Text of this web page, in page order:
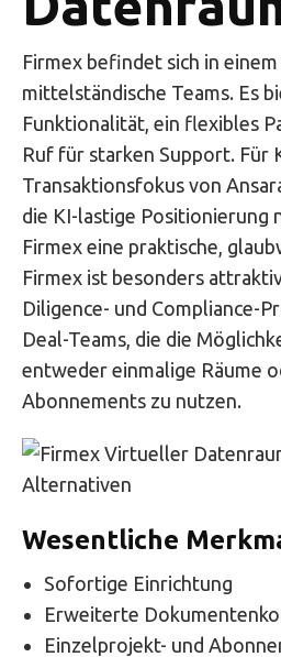
Firmex befindet sich in
mittelständische Teams. Es
Funktionalität, ein flexibles
Ruf für starken Support. Für
Transaktionsfokus von
die KI-lastige Positionierung
Firmex eine praktische,
Firmex ist besonders
Diligence- und Compliance-
Deal-Teams, die die
entweder einmalige Räume
Abonnements zu nutzen.
Wesentliche
Sofortige Einrichtung
Erweiterte
Einzelprojekt- und